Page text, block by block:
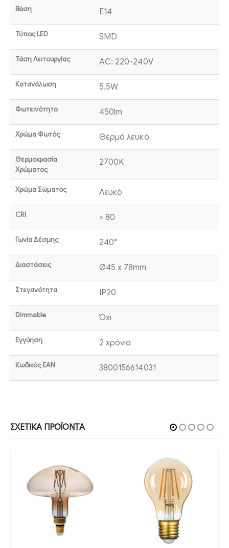
Βάση E14
Τύπος LED SMD
Τάση Λειτουργίας AC: 220-240V
Κατανάλωση 5.5W
Φωτεινότητα 450lm
Χρώμα Φωτός Θερμό λευκό
Θερμοκρασία
Χρώματος
2700K
Χρώμα Σώματος Λευκό
CRI > 80
Γωνία Δέσμης 240°
Διαστάσεις Ø45 x 78mm
Στεγανότητα IP20
Dimmable Όχι
Εγγύηση 2 χρόνια
Κωδικός EAN 3800156614031
ΣΧΕΤΙΚΆ ΠΡΟΪΌΝΤΑ